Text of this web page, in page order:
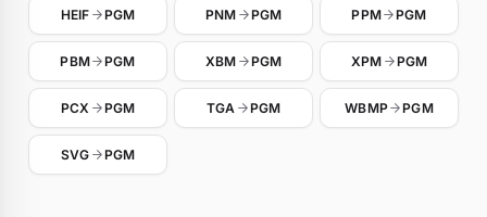
HEIF PGM PNM PGM PPM PGM
PBM PGM XBM PGM XPM PGM
PCX PGM TGA PGM WBMP PGM
SVG PGM